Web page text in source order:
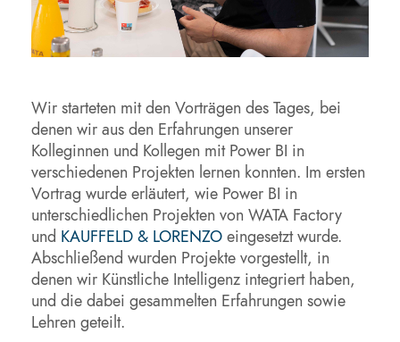
Wir starteten mit den Vorträgen des Tages, bei
denen wir aus den Erfahrungen unserer
Kolleginnen und Kollegen mit Power BI in
verschiedenen Projekten lernen konnten. Im ersten
Vortrag wurde erläutert, wie Power BI in
unterschiedlichen Projekten von WATA Factory
und KAUFFELD & LORENZO eingesetzt wurde.
Abschließend wurden Projekte vorgestellt, in
denen wir Künstliche Intelligenz integriert haben,
und die dabei gesammelten Erfahrungen sowie
Lehren geteilt.